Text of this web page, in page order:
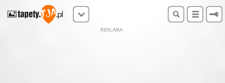
REKLAMA